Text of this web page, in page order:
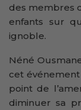
des membres
enfants sur
ignoble.
Néné
cet
point de
diminuer sa